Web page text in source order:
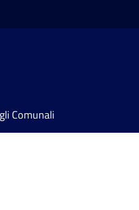
Comunali